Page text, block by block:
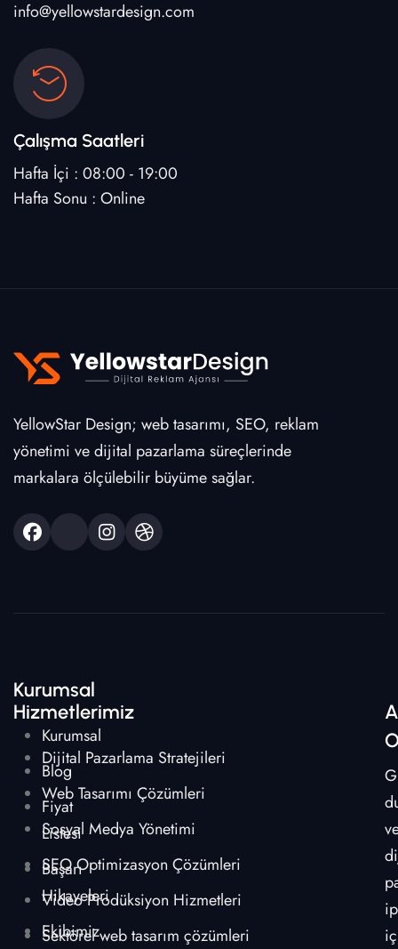
info@yellowstardesign.com
Çalışma Saatleri
Hafta İçi : 08:00 - 19:00
Hafta Sonu : Online
YellowStar Design; web tasarımı, SEO, reklam
yönetimi ve dijital pazarlama süreçlerinde
markalara ölçülebilir büyüme sağlar.
Kurumsal
Kurumsal
Blog
Fiyat
Listesi
Başarı
Hikayeleri
Ekibimiz
Hizmetlerimiz
Dijital Pazarlama Stratejileri
Web Tasarımı Çözümleri
Sosyal Medya Yönetimi
SEO Optimizasyon Çözümleri
Video Prodüksiyon Hizmetleri
Sektörel web tasarım çözümleri